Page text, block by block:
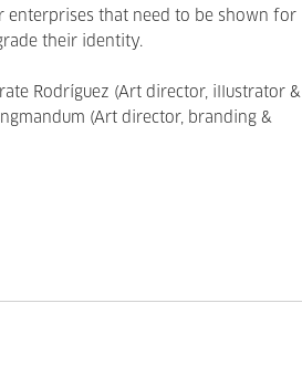
enterprises that need to be shown for
their identity.
Rodríguez (Art director, illustrator &
(Art director, branding &